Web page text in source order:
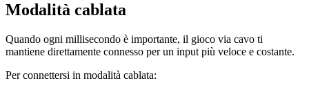
Modalità cablata
Quando ogni millisecondo è importante, il gioco via cavo ti
mantiene direttamente connesso per un input più veloce e costante.
Per connettersi in modalità cablata: